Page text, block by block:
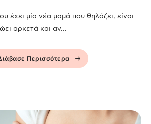
έχει μία νέα μαμά που θηλάζει, είναι
αρκετά και αν...
Περισσότερα